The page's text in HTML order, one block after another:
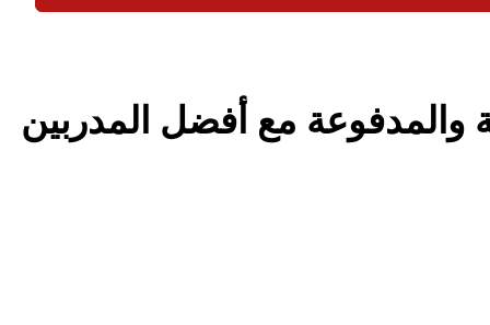
والمدفوعة مع أفضل المدربين